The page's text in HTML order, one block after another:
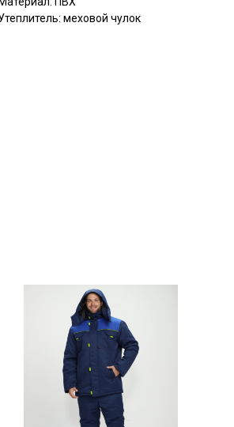
меховой чулок